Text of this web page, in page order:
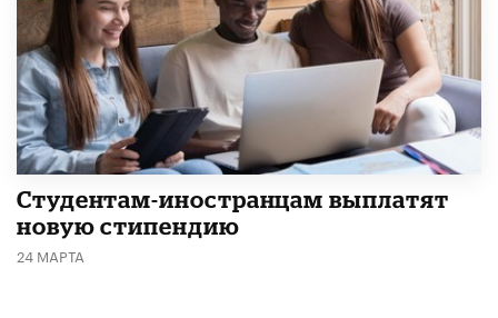
Студентам-иностранцам выплатят
новую стипендию
24 МАРТА